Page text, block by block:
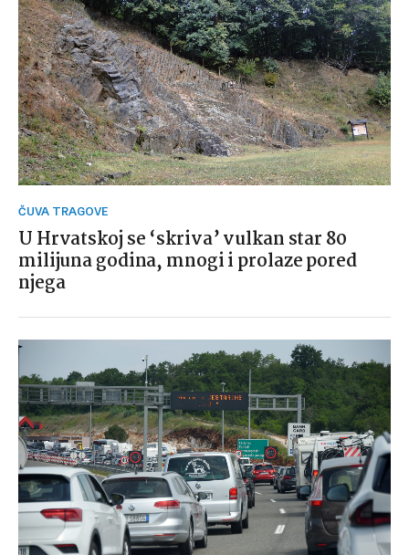
ČUVA TRAGOVE
U Hrvatskoj se ‘skriva’ vulkan star 80
milijuna godina, mnogi i prolaze pored
njega